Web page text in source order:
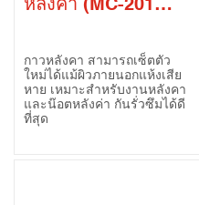
หลังคา (MC-201
Sealant)
กาวหลังคา สามารถเซ็ตตัว
ใหม่ได้แม้ผิวภายนอกแห้งเสีย
หาย เหมาะสำหรับงานหลังคา
และน๊อตหลังค่า กันรั่วซึมได้ดี
ที่สุด